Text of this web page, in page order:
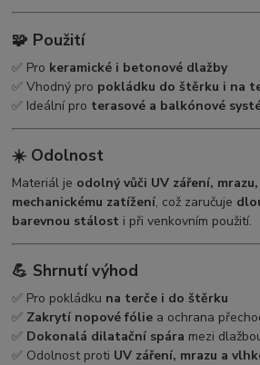
🧩 Použití
✅ Pro keramické i betonové dlažby
✅ Vhodný pro pokládku do štěrku i na
✅ Ideální pro terasové a balkónové
☀️ Odolnost
Materiál je odolný vůči UV záření,
mechanickému zatížení, což zaručuje
barevnou stálost i při venkovním použití.
💪 Shrnutí výhod
✅ Pro pokládku na terče i do štěrku
✅ Zakrytí nopové fólie a ochrana
✅ Dokonalá dilatační spára mezi
✅ Odolnost proti UV záření, mrazu a